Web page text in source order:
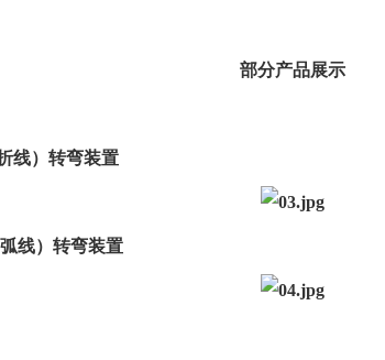
部分产品展示
线）转弯装置
线）转弯装置